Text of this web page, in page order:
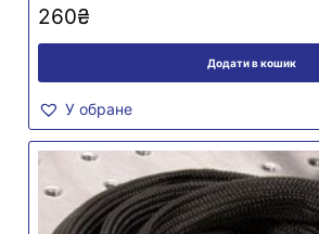
260₴
Додати в кошик
У обране